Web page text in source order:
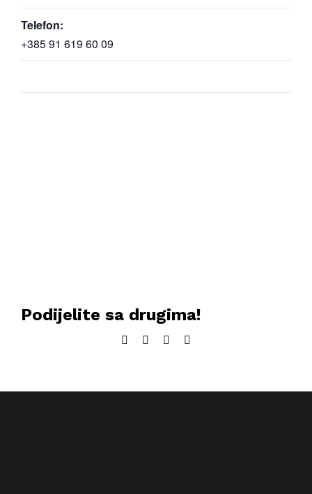
Telefon:
+385 91 619 60 09
Podijelite sa drugima!
Facebook
TwitterLinkedIn